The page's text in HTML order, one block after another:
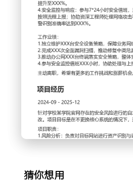
系统安全汇报对象：部门总监
工作概述：
1.安全设备运维：负责公司内
部门访问需求，调整安全策略
略匹配顺序，将策略生效平均
网络可用性达到XXX%。
2.漏洞扫描与处置：使用扫描
漏洞依据风险等级进行分类，
度，验证修复结果；通过建立
天，季度内闭环处理漏洞XXX个
3.安全策略执行：协助执行公
XXX%。
猜你想用